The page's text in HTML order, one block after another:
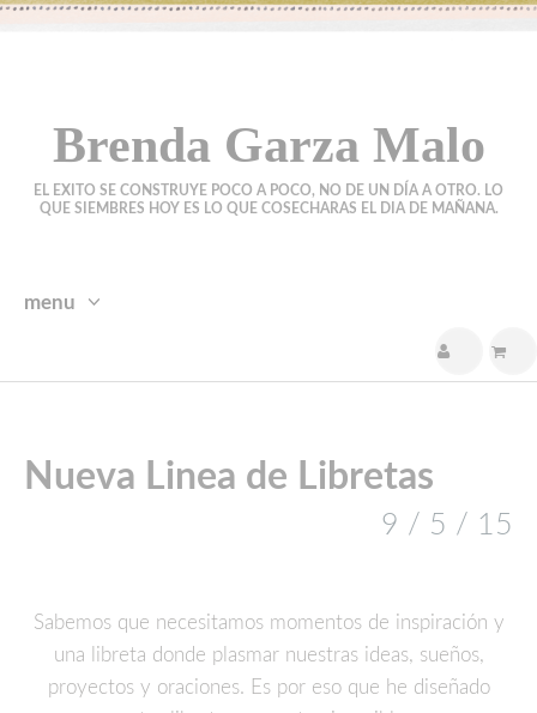
Brenda Garza Malo
EL EXITO SE CONSTRUYE POCO A POCO, NO DE UN DÍA A OTRO. LO
QUE SIEMBRES HOY ES LO QUE COSECHARAS EL DIA DE MAÑANA.
menu
Nueva Linea de Libretas
9 / 5 / 15
Sabemos que necesitamos momentos de inspiración y
una libreta donde plasmar nuestras ideas, sueños,
proyectos y oraciones. Es por eso que he diseñado